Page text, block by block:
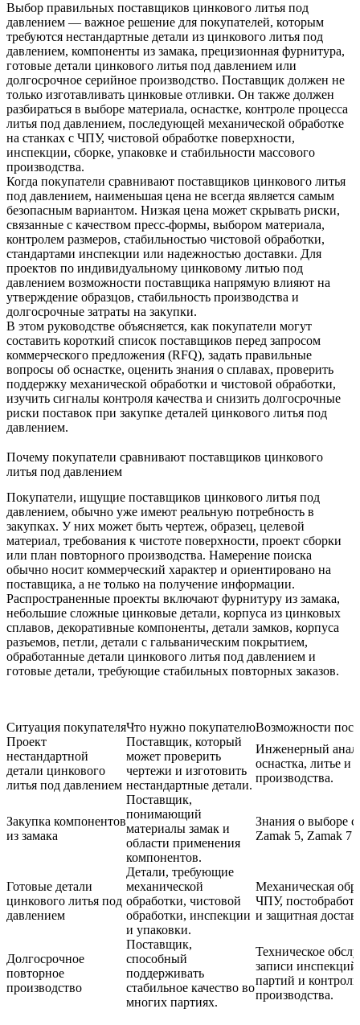
Выбор правильных поставщиков цинкового литья под
давлением — важное решение для покупателей, которым
требуются нестандартные детали из цинкового литья под
давлением, компоненты из замака, прецизионная фурнитура,
готовые детали цинкового литья под давлением или
долгосрочное серийное производство. Поставщик должен не
только изготавливать цинковые отливки. Он также должен
разбираться в выборе материала, оснастке, контроле процесса
литья под давлением, последующей механической обработке
на станках с ЧПУ, чистовой обработке поверхности,
инспекции, сборке, упаковке и стабильности массового
производства.
Когда покупатели сравнивают поставщиков цинкового литья
под давлением, наименьшая цена не всегда является самым
безопасным вариантом. Низкая цена может скрывать риски,
связанные с качеством пресс-формы, выбором материала,
контролем размеров, стабильностью чистовой обработки,
стандартами инспекции или надежностью доставки. Для
проектов по индивидуальному цинковому литью под
давлением возможности поставщика напрямую влияют на
утверждение образцов, стабильность производства и
долгосрочные затраты на закупки.
В этом руководстве объясняется, как покупатели могут
составить короткий список поставщиков перед запросом
коммерческого предложения (RFQ), задать правильные
вопросы об оснастке, оценить знания о сплавах, проверить
поддержку механической обработки и чистовой обработки,
изучить сигналы контроля качества и снизить долгосрочные
риски поставок при закупке деталей цинкового литья под
давлением.
Почему покупатели сравнивают поставщиков цинкового
литья под давлением
Покупатели, ищущие поставщиков цинкового литья под
давлением, обычно уже имеют реальную потребность в
закупках. У них может быть чертеж, образец, целевой
материал, требования к чистоте поверхности, проект сборки
или план повторного производства. Намерение поиска
обычно носит коммерческий характер и ориентировано на
поставщика, а не только на получение информации.
Распространенные проекты включают фурнитуру из замака,
небольшие сложные цинковые детали, корпуса из цинковых
сплавов, декоративные компоненты, детали замков, корпуса
разъемов, петли, детали с гальваническим покрытием,
обработанные детали цинкового литья под давлением и
готовые детали, требующие стабильных повторных заказов.
Ситуация покупателяЧто нужно покупателюВозможности
Проект
нестандартной
детали цинкового
литья под давлением
Поставщик, который
может проверить
чертежи и изготовить
нестандартные детали.
Инженерный
оснастка, литье и
производства.
Закупка компонентов
из замака
Поставщик,
понимающий
материалы замак и
области применения
компонентов.
Знания о выборе
Zamak 5, Zamak 7
Готовые детали
цинкового литья под
давлением
Детали, требующие
механической
обработки, чистовой
обработки, инспекции
и упаковки.
Механическая
ЧПУ,
и защитная
Долгосрочное
повторное
производство
Поставщик,
способный
поддерживать
стабильное качество во
многих партиях.
Техническое
записи
партий и
производства.